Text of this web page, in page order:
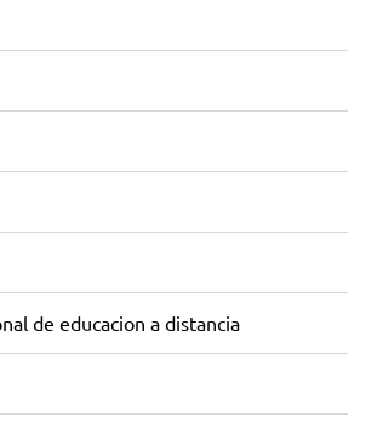
de educacion a distancia